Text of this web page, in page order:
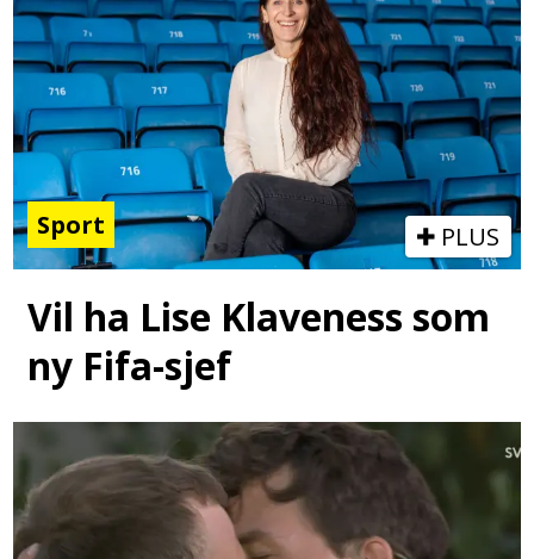
Sport PLUS
Vil ha Lise Klaveness som
ny Fifa-sjef